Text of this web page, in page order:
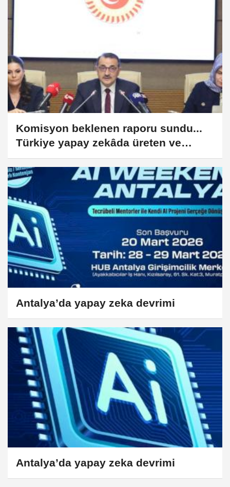
Komisyon beklenen raporu sundu...
Türkiye yapay zekâda üreten ve
düzenleyen olacak
Antalya’da yapay zeka devrimi
Antalya’da yapay zeka devrimi